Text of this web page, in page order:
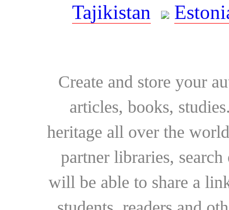
Tajikistan
Create and store your
articles, books,
heritage all over the
partner libraries,
will be able to share a